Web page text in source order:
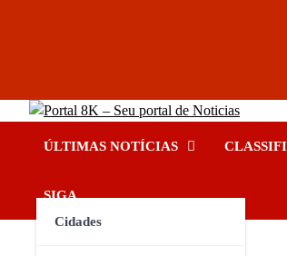
Portal 8K – Seu
ÚLTIMAS NOTÍCIAS
Cidades
SIGA